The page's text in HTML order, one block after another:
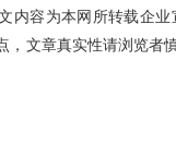
内容为本网所转载企
，文章真实性请浏览者